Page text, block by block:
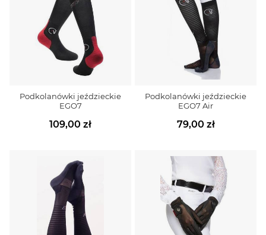
Podkolanówki jeździeckie
EGO7
109,00 zł
Podkolanówki jeździeckie
EGO7 Air
79,00 zł